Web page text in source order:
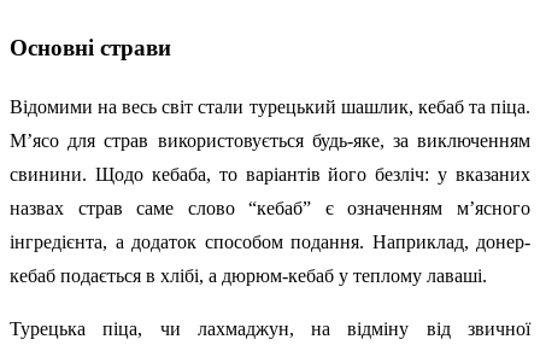
Основні страви
Відомими на весь світ стали турецький шашлик, кебаб та піца.
М’ясо для страв використовується будь-яке, за виключенням
свинини. Щодо кебаба, то варіантів його безліч: у вказаних
назвах страв саме слово “кебаб” є означенням м’ясного
інгредієнта, а додаток способом подання. Наприклад, донер-
кебаб подається в хлібі, а дюрюм-кебаб у теплому лаваші.
Турецька піца, чи лахмаджун, на відміну від звичної